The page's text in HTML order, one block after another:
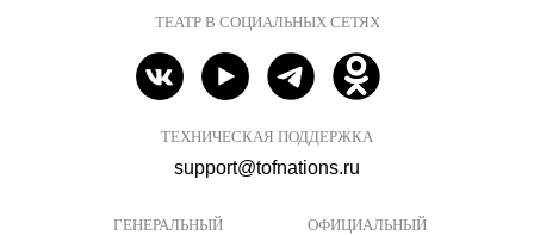
ТЕАТР В СОЦИАЛЬНЫХ СЕТЯХ
ТЕХНИЧЕСКАЯ ПОДДЕРЖКА
support@tofnations.ru
ГЕНЕРАЛЬНЫЙ
ОФИЦИАЛЬНЫЙ